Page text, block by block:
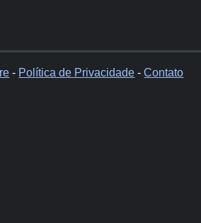
- Política de Privacidade -Contato